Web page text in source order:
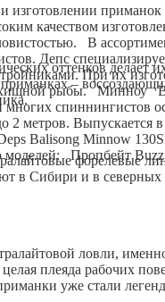
изготовлении
качеством
В
Депс
При их
хищной рыбы. Минноу
спиннингистов
2 метров.
Balisong Minnow
Пропбейт
оттенков делает
–
форелевые
в Сибири и в северных
ловли,
плеяда рабочих
уже стали